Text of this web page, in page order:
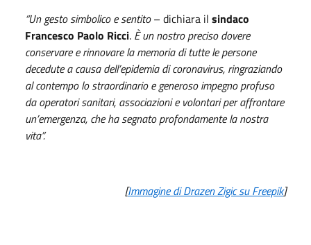
“Un gesto simbolico e sentito– dichiara il sindaco
Francesco Paolo Ricci. È un nostro preciso dovere
conservare e rinnovare la memoria di tutte le persone
decedute a causa dell’epidemia di coronavirus, ringraziando
al contempo lo straordinario e generoso impegno profuso
da operatori sanitari, associazioni e volontari per affrontare
un’emergenza, che ha segnato profondamente la nostra
vita”.
[Immagine di Drazen Zigic su Freepik]